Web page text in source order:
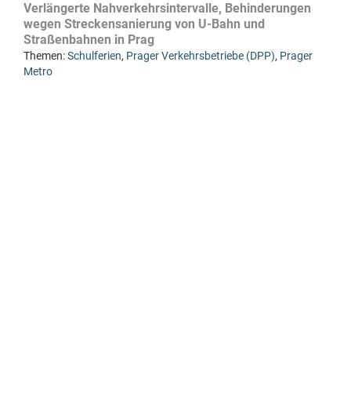
Verlängerte Nahverkehrsintervalle, Behinderungen
wegen Streckensanierung von U-Bahn und
Straßenbahnen in Prag
Themen:Schulferien, Prager Verkehrsbetriebe (DPP), Prager
Metro